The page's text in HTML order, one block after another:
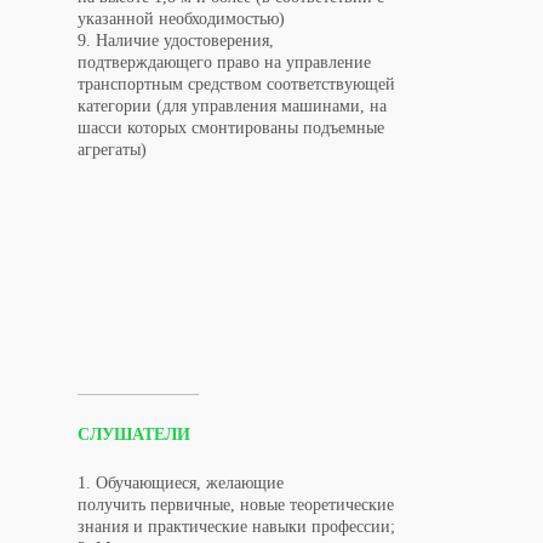
СЛУШАТЕЛИ
1. Обучающиеся, желающие
получить первичные, новые теоретические
знания и практические навыки профессии;
указанной необходимостью)
9. Наличие удостоверения,
подтверждающего право на управление
транспортным средством соответствующей
категории (для управления машинами, на
шасси которых смонтированы подъемные
агрегаты)